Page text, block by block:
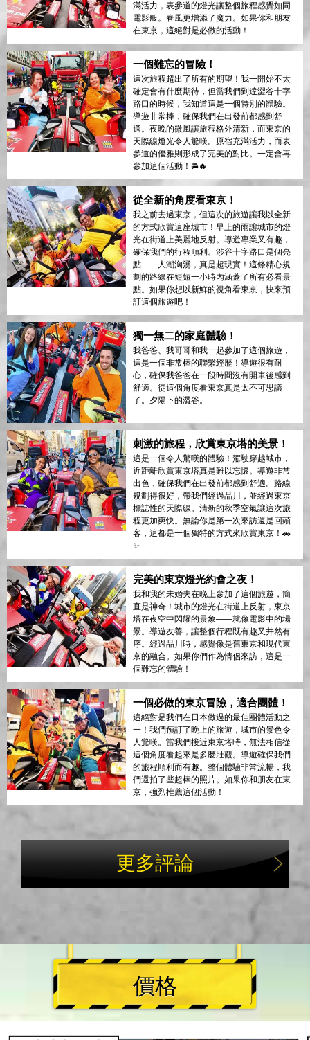
滿活力，表參道的燈光讓整個旅程感覺如同
電影般。春風更增添了魔力。如果你和朋友
在東京，這絕對是必做的活動！
一個難忘的冒險！
這次旅程超出了所有的期望！我一開始不太
確定會有什麼期待，但當我們到達澀谷十字
路口的時候，我知道這是一個特別的體驗。
導遊非常棒，確保我們在出發前都感到舒
適。夜晚的微風讓旅程格外清新，而東京的
天際線燈光令人驚嘆。原宿充滿活力，而表
參道的優雅則形成了完美的對比。一定會再
參加這個活動！🚘🔥
從全新的角度看東京！
我之前去過東京，但這次的旅遊讓我以全新
的方式欣賞這座城市！早上的雨讓城市的燈
光在街道上美麗地反射。導遊專業又有趣，
確保我們的行程順利。涉谷十字路口是個亮
點——人潮洶湧，真是超現實！這條精心規
劃的路線在短短一小時內涵蓋了所有必看景
點。如果你想以新鮮的視角看東京，快來預
訂這個旅遊吧！
獨一無二的家庭體驗！
我爸爸、我哥哥和我一起參加了這個旅遊，
這是一個非常棒的聯繫經歷！導遊很有耐
心，確保我爸爸在一段時間沒有開車後感到
舒適。從這個角度看東京真是太不可思議
了。夕陽下的澀谷。
刺激的旅程，欣賞東京塔的美景！
這是一個令人驚嘆的體驗！駕駛穿越城市，
近距離欣賞東京塔真是難以忘懷。導遊非常
出色，確保我們在出發前都感到舒適。路線
規劃得很好，帶我們經過品川，並經過東京
標誌性的天際線。清新的秋季空氣讓這次旅
程更加爽快。無論你是第一次來訪還是回頭
客，這都是一個獨特的方式來欣賞東京！🚗
✨
完美的東京燈光約會之夜！
我和我的未婚夫在晚上參加了這個旅遊，簡
直是神奇！城市的燈光在街道上反射，東京
塔在夜空中閃耀的景象——就像電影中的場
景。導遊友善，讓整個行程既有趣又井然有
序。經過品川時，感覺像是舊東京和現代東
京的融合。如果你們作為情侶來訪，這是一
個難忘的體驗！
一個必做的東京冒險，適合團體！
這絕對是我們在日本做過的最佳團體活動之
一！我們預訂了晚上的旅遊，城市的景色令
人驚嘆。當我們接近東京塔時，無法相信從
這個角度看起來是多麼壯觀。導遊確保我們
的旅程順利而有趣。整個體驗非常流暢，我
們還拍了些超棒的照片。如果你和朋友在東
京，強烈推薦這個活動！
更多評論
價格